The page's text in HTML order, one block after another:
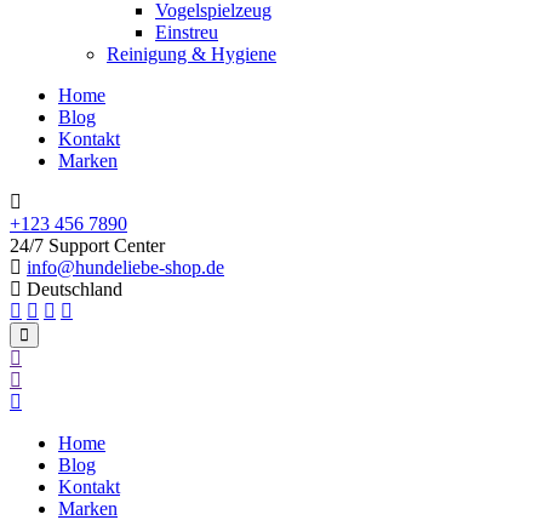
Vogelspielzeug
Einstreu
Reinigung & Hygiene
Home
Blog
Kontakt
Marken
+123 456 7890
24/7 Support Center
info@hundeliebe-shop.de
Deutschland
Home
Blog
Kontakt
Marken